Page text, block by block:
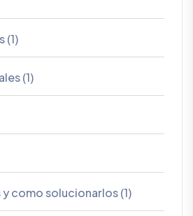
(1)
(1)
como solucionarlos (1)